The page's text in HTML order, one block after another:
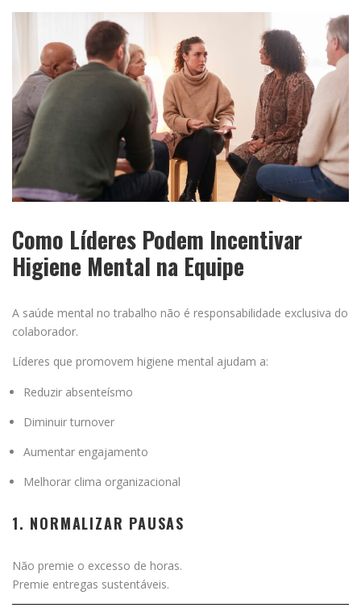
Como Líderes Podem Incentivar
Higiene Mental na Equipe
A saúde mental no trabalho não é responsabilidade exclusiva do
colaborador.
Líderes que promovem higiene mental ajudam a:
Reduzir absenteísmo
Diminuir turnover
Aumentar engajamento
Melhorar clima organizacional
1. NORMALIZAR PAUSAS
Não premie o excesso de horas.
Premie entregas sustentáveis.